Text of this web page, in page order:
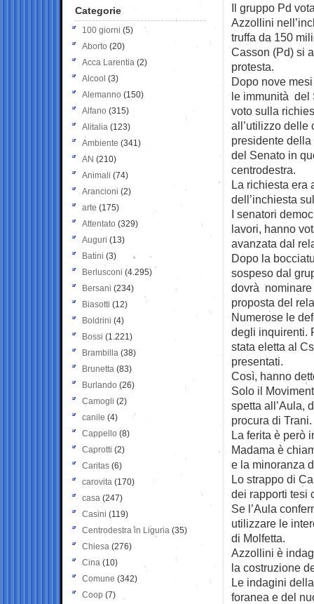
Il gruppo Pd
Azzollini
truffa da 150
Casson (Pd) si
protesta.
Dopo nove
le immunità del
voto sulla
all’utilizzo delle
presidente
del Senato in
centrodestra.
La richiesta era
dell’inchiesta
I senatori
lavori, hanno
avanzata dal
Dopo la
sospeso dal
dovrà nominare
proposta del
Numerose le
degli inquirenti.
stata eletta al
presentati.
Così, hanno
Solo il
spetta all’Aula,
procura di Trani.
La ferita è però
Madama è
e la minoranza
Lo strappo di
dei rapporti tesi
Se l’Aula
utilizzare le
di Molfetta.
Azzollini è
la costruzione
Le indagini
foranea e del
Categorie
100 giorni (5)
Aborto (20)
Acca Larentia (2)
Alcool (3)
Alemanno (150)
Alfano (315)
Alitalia (123)
Ambiente (341)
AN (210)
Animali (74)
Arancioni (2)
arte (175)
Attentato (329)
Auguri (13)
Batini (3)
Berlusconi (4.295)
Bersani (234)
Biasotti (12)
Boldrini (4)
Bossi (1.221)
Brambilla (38)
Brunetta (83)
Burlando (26)
Camogli (2)
canile (4)
Cappello (8)
Caprotti (2)
Caritas (6)
carovita (170)
casa (247)
Casini (119)
Centrodestra in Liguria (35)
Chiesa (276)
Cina (10)
Comune (342)
Coop (7)